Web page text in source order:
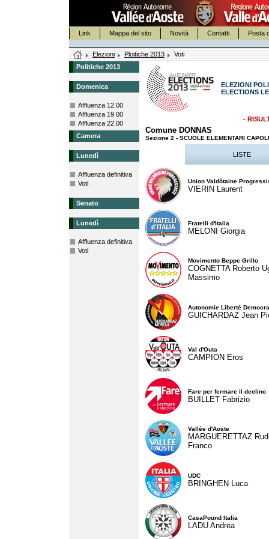
Link Mappa del sito Novità Contatti Posta
Elezioni Ploitiche 2013
Voti
Politiche 2013
Domenica
Affluenza 12.00
Affluenza 19.00
Affluenza 22.00
Camera
Lunedì
Affluenza definitiva
Voti
Senato
Lunedì
Affluenza definitiva
Voti
ELEZIONI
ELECTIONS
-
Comune DONNAS
Sezione 2 - SCUOLE ELEMENTARI
LISTE
Union Valdôtaine
VIERIN Laurent
Fratelli d'Italia
MELONI Giorgia
Movimento Beppe Grillo
COGNETTA Roberto
Massimo
Autonomie Liberté
GUICHARDAZ Jean
Val d'Outa
CAMPION Eros
Fare per fermare il declino
BUILLET Fabrizio
Vallée d'Aoste
MARGUERETTAZ
Franco
UDC
BRINGHEN Luca
CasaPound Italia
LADU Andrea